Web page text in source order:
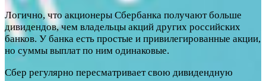
Логично, что акционеры Сбербанка получают больше
дивидендов, чем владельцы акций других российских
банков. У банка есть простые и привилегированные акции,
но суммы выплат по ним одинаковые.
Сбер регулярно пересматривает свою дивидендную